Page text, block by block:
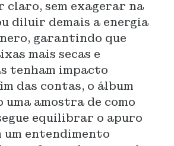
claro, sem exagerar na
diluir demais a energia
garantindo que
mais secas e
tenham impacto
das contas, o álbum
uma amostra de como
equilibrar o apuro
um entendimento